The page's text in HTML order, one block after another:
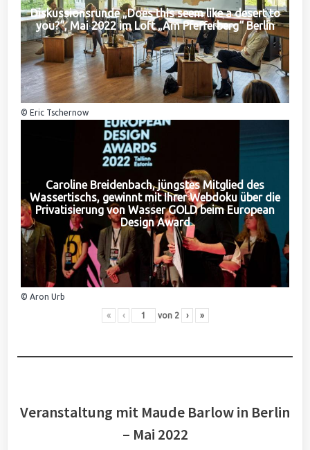
Diskussionsrunde „Does this seem like a desert to
you?“, Mai 2022 im Loft „Am Pfefferberg“ Berlin
© Eric Tschernow
Caroline Breidenbach, jüngstes Mitglied des
Wassertischs, gewinnt mit Ihrer Webdoku über die
Privatisierung von Wasser GOLD beim European
Design Award
© Aron Urb
« ‹ von 2 › »
Veranstaltung mit Maude Barlow in Berlin
– Mai 2022